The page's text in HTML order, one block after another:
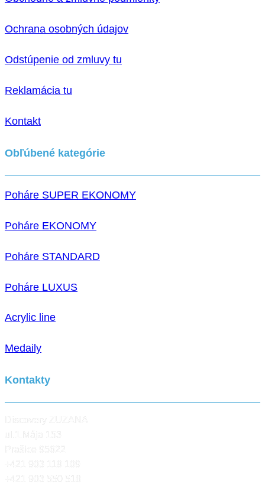
Ochrana osobných údajov
Odstúpenie od zmluvy tu
Reklamácia tu
Kontakt
Obľúbené kategórie
Poháre SUPER EKONOMY
Poháre EKONOMY
Poháre STANDARD
Poháre LUXUS
Acrylic line
Medaily
Kontakty